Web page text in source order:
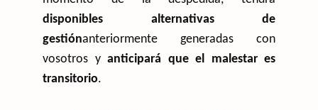
disponibles alternativas de
gestiónanteriormente generadas con
vosotros y anticipará que el malestar es
transitorio.